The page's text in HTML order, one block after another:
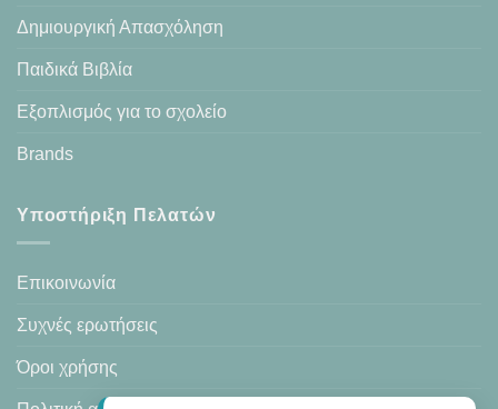
Δημιουργική Απασχόληση
Παιδικά Βιβλία
Εξοπλισμός για το σχολείο
Brands
Υποστήριξη Πελατών
Επικοινωνία
Συχνές ερωτήσεις
Όροι χρήσης